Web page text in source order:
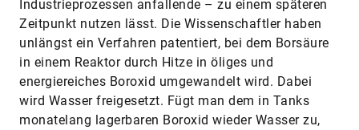
Industrieprozessen anfallende – zu einem späteren
Zeitpunkt nutzen lässt. Die Wissenschaftler haben
unlängst ein Verfahren patentiert, bei dem Borsäure
in einem Reaktor durch Hitze in öliges und
energiereiches Boroxid umgewandelt wird. Dabei
wird Wasser freigesetzt. Fügt man dem in Tanks
monatelang lagerbaren Boroxid wieder ­Wasser zu,